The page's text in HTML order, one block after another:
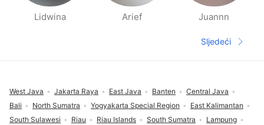
Lidwina Arief Juannn
Sljedeća
Sljedeći
West Java Jakarta Raya East Java Banten
Central Java
Bali
North Sumatra Yogyakarta Special Region
East Kalimantan
South Sulawesi
Riau Riau Islands South Sumatra
Lampung